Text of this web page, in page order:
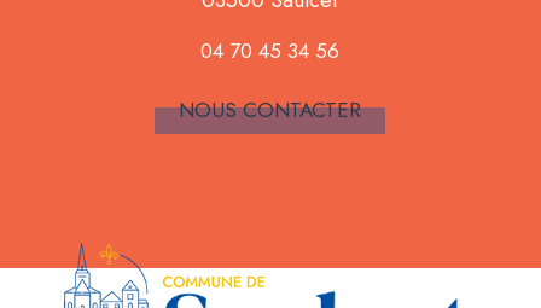
04 70 45 34 56
NOUS CONTACTER